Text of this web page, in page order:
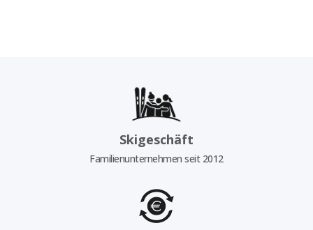
Skigeschäft
Familienunternehmen seit 2012